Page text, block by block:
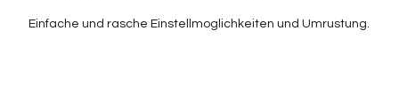
Einfache und rasche Einstellmoglichkeiten und Umrustung.